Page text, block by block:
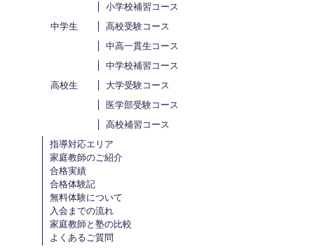
小学校補習コース
中学生
高校受験コース
中高一貫生コース
中学校補習コース
高校生
大学受験コース
医学部受験コース
高校補習コース
指導対応エリア
家庭教師のご紹介
合格実績
合格体験記
無料体験について
入会までの流れ
家庭教師と塾の比較
よくあるご質問